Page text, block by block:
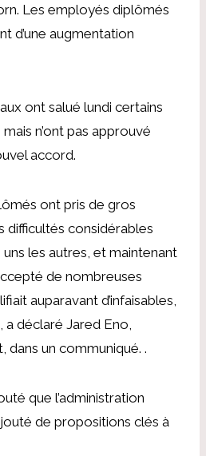
Les employés diplômés
d’une augmentation
ont salué lundi certains
n’ont pas approuvé
accord.
ont pris de gros
difficultés considérables
les autres, et maintenant
de nombreuses
auparavant d’infaisables,
a déclaré Jared Eno,
dans un communiqué. .
que l’administration
de propositions clés à